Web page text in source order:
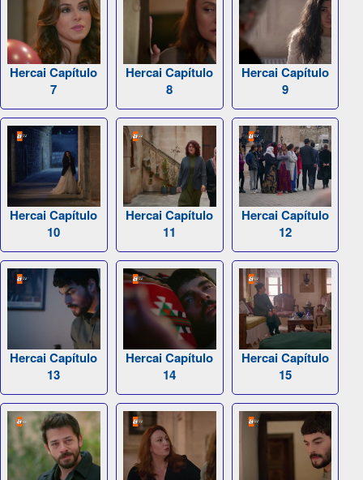
Hercai Capítulo
7
Hercai Capítulo
8
Hercai Capítulo
9
Hercai Capítulo
10
Hercai Capítulo
11
Hercai Capítulo
12
Hercai Capítulo
13
Hercai Capítulo
14
Hercai Capítulo
15